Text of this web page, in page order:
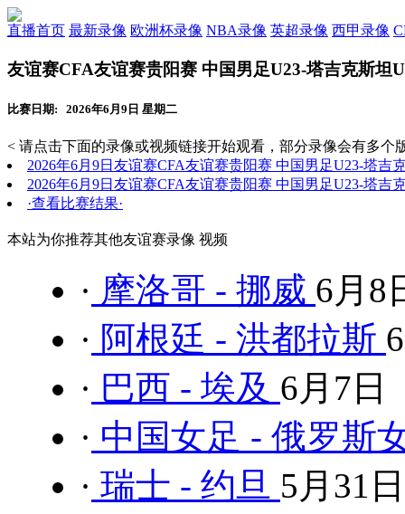
直播首页 最新录像 欧洲杯录像 NBA录像 英超录像 西甲录像
友谊赛CFA友谊赛贵阳赛 中国男足U23-塔吉克斯坦
比赛日期: 2026年6月9日 星期二
< 请点击下面的录像或视频链接开始观看，部分录像会有多个
2026年6月9日友谊赛CFA友谊赛贵阳赛 中国男足U23-塔吉
2026年6月9日友谊赛CFA友谊赛贵阳赛 中国男足U23-塔吉
·查看比赛结果·
本站为你推荐其他友谊赛录像 视频
· 摩洛哥 - 挪威 6月8
· 阿根廷 - 洪都拉斯
· 巴西 - 埃及 6月7日
· 中国女足 - 俄罗斯
· 瑞士 - 约旦 5月31日